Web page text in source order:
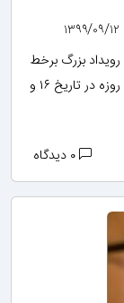
بزرگ برخط
نانو را آنلاین برگزار می‌کند. این رویداد به صورت دو روزه در تاریخ ۱۶ و